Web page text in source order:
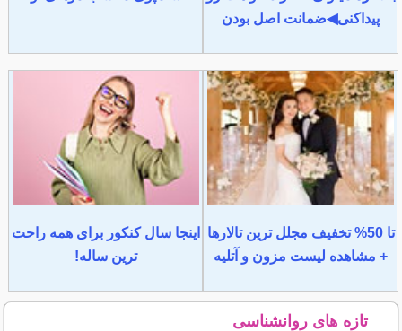
پیداکنی◀ضمانت اصل بودن
تا 50% تخفیف مجلل ترین تالارها
+ مشاهده لیست مزون و آتلیه
اینجا سال کنکور برای همه راحت
ترین ساله!
تازه های روانشناسی